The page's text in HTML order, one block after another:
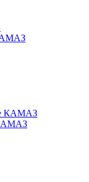
КАМАЗ